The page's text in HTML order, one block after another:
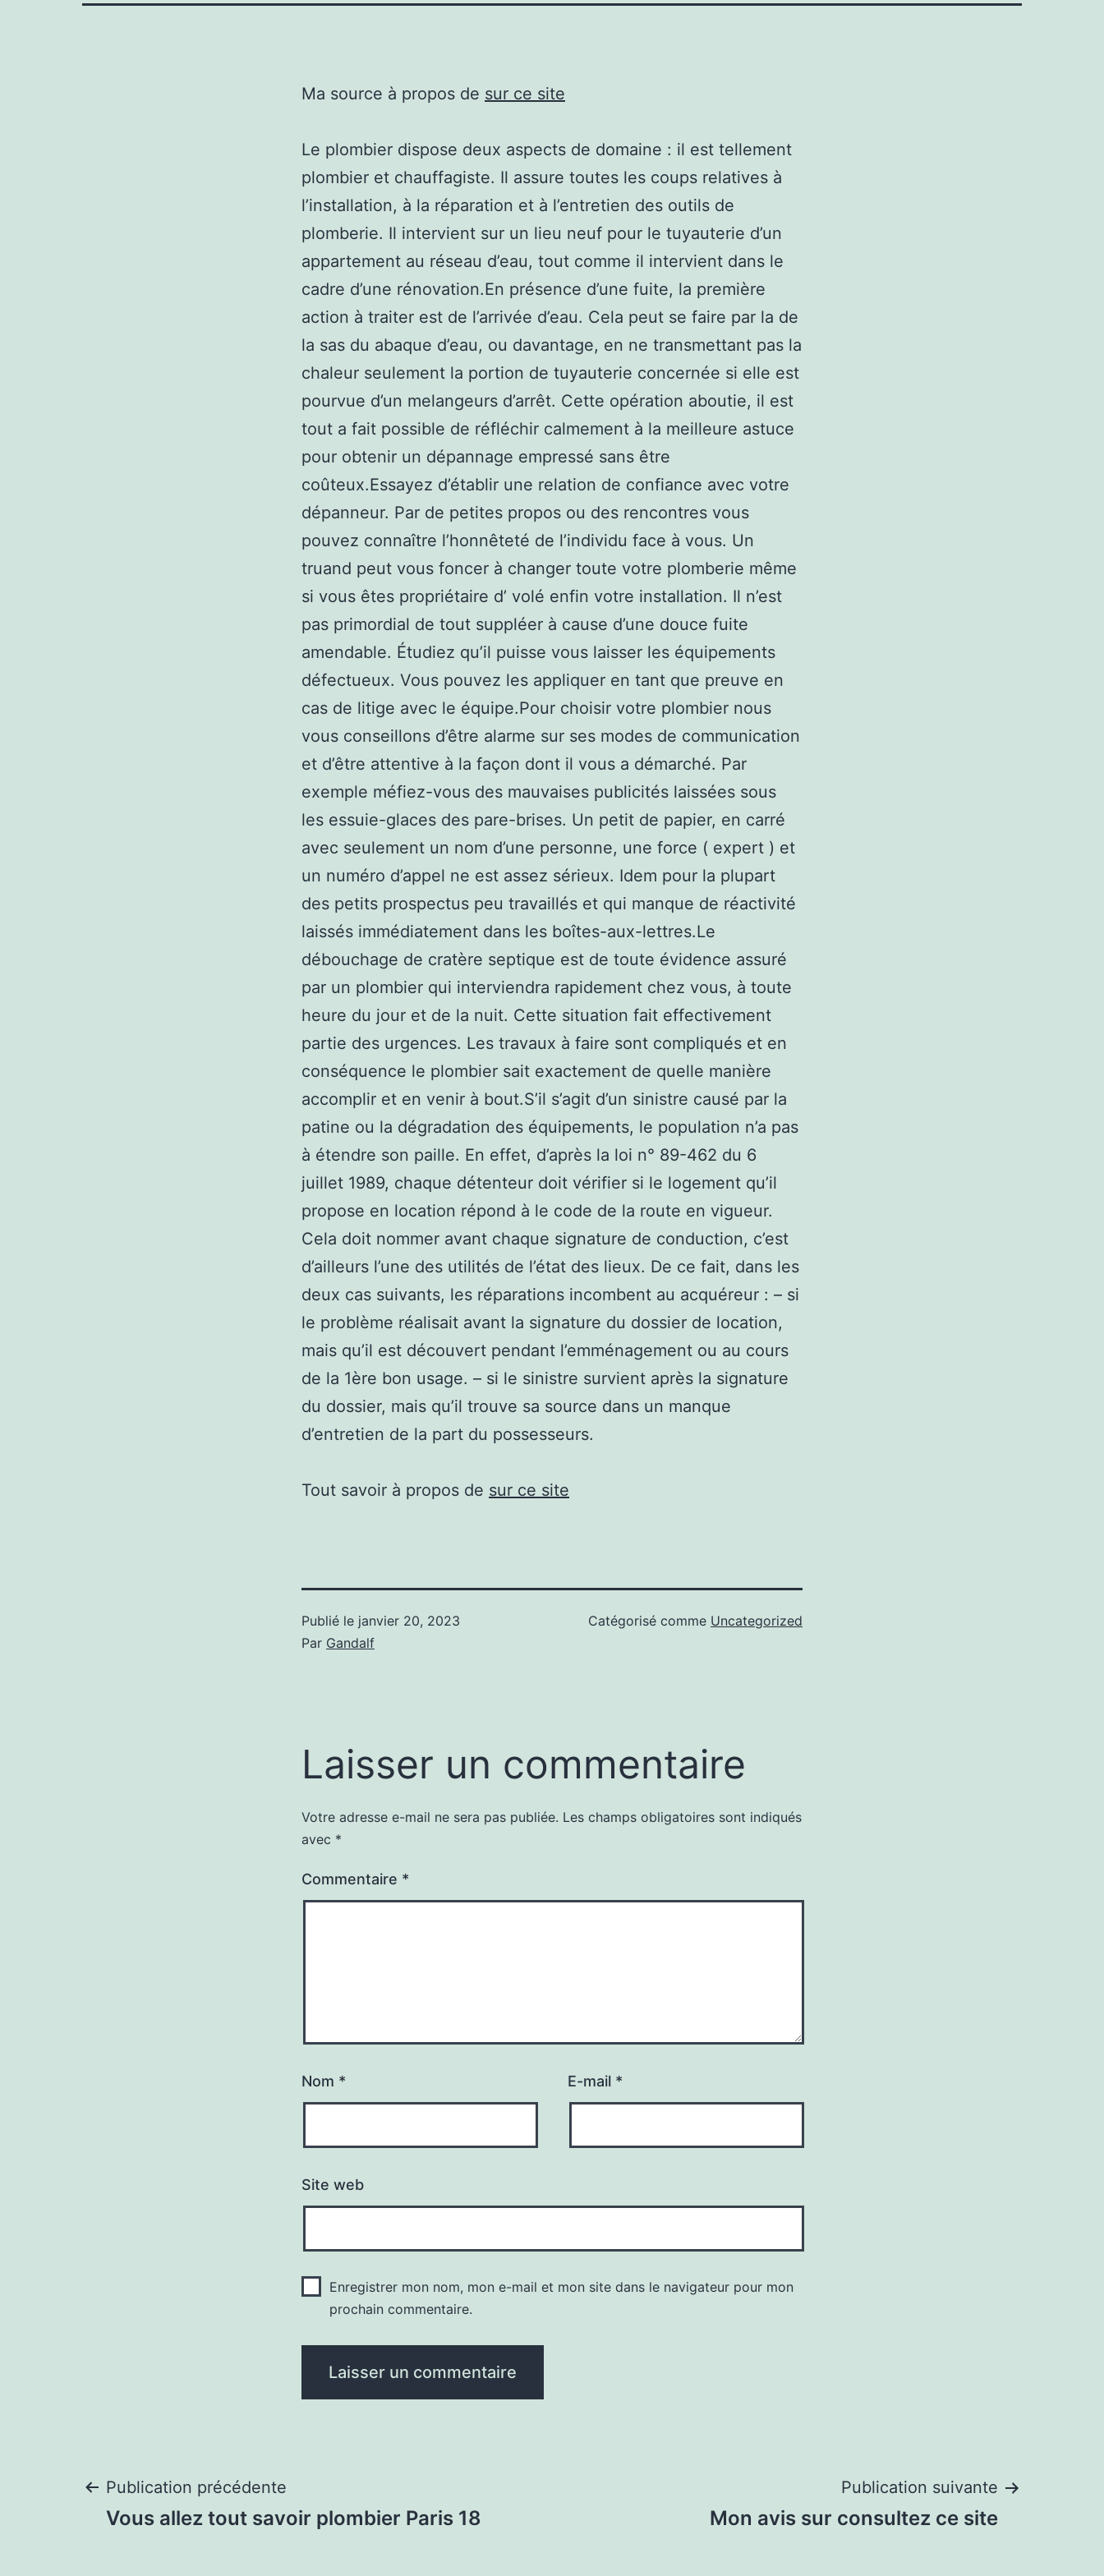
Ma source à propos de sur ce site
Le plombier dispose deux aspects de domaine : il est tellement
plombier et chauffagiste. Il assure toutes les coups relatives à
l’installation, à la réparation et à l’entretien des outils de
plomberie. Il intervient sur un lieu neuf pour le tuyauterie d’un
appartement au réseau d’eau, tout comme il intervient dans le
cadre d’une rénovation.En présence d’une fuite, la première
action à traiter est de l’arrivée d’eau. Cela peut se faire par la de
la sas du abaque d’eau, ou davantage, en ne transmettant pas la
chaleur seulement la portion de tuyauterie concernée si elle est
pourvue d’un melangeurs d’arrêt. Cette opération aboutie, il est
tout a fait possible de réfléchir calmement à la meilleure astuce
pour obtenir un dépannage empressé sans être
coûteux.Essayez d’établir une relation de confiance avec votre
dépanneur. Par de petites propos ou des rencontres vous
pouvez connaître l’honnêteté de l’individu face à vous. Un
truand peut vous foncer à changer toute votre plomberie même
si vous êtes propriétaire d’ volé enfin votre installation. Il n’est
pas primordial de tout suppléer à cause d’une douce fuite
amendable. Étudiez qu’il puisse vous laisser les équipements
défectueux. Vous pouvez les appliquer en tant que preuve en
cas de litige avec le équipe.Pour choisir votre plombier nous
vous conseillons d’être alarme sur ses modes de communication
et d’être attentive à la façon dont il vous a démarché. Par
exemple méfiez-vous des mauvaises publicités laissées sous
les essuie-glaces des pare-brises. Un petit de papier, en carré
avec seulement un nom d’une personne, une force ( expert ) et
un numéro d’appel ne est assez sérieux. Idem pour la plupart
des petits prospectus peu travaillés et qui manque de réactivité
laissés immédiatement dans les boîtes-aux-lettres.Le
débouchage de cratère septique est de toute évidence assuré
par un plombier qui interviendra rapidement chez vous, à toute
heure du jour et de la nuit. Cette situation fait effectivement
partie des urgences. Les travaux à faire sont compliqués et en
conséquence le plombier sait exactement de quelle manière
accomplir et en venir à bout.S’il s’agit d’un sinistre causé par la
patine ou la dégradation des équipements, le population n’a pas
à étendre son paille. En effet, d’après la loi n° 89-462 du 6
juillet 1989, chaque détenteur doit vérifier si le logement qu’il
propose en location répond à le code de la route en vigueur.
Cela doit nommer avant chaque signature de conduction, c’est
d’ailleurs l’une des utilités de l’état des lieux. De ce fait, dans les
deux cas suivants, les réparations incombent au acquéreur : – si
le problème réalisait avant la signature du dossier de location,
mais qu’il est découvert pendant l’emménagement ou au cours
de la 1ère bon usage. – si le sinistre survient après la signature
du dossier, mais qu’il trouve sa source dans un manque
d’entretien de la part du possesseurs.
Tout savoir à propos de sur ce site
Publié le janvier 20, 2023
Par Gandalf
Catégorisé comme Uncategorized
Laisser un commentaire
Votre adresse e-mail ne sera pas publiée. Les champs obligatoires sont indiqués
avec *
Commentaire *
Nom * E-mail *
Site web
Enregistrer mon nom, mon e-mail et mon site dans le navigateur pour mon
prochain commentaire.
Navigation
Publication précédente
Vous allez tout savoir plombier Paris 18
Publication suivante
Mon avis sur consultez ce site